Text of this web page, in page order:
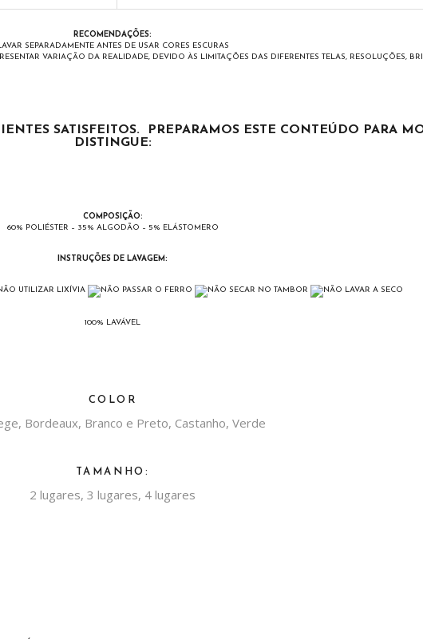
RECOMENDAÇÕES:
SEPARADAMENTE ANTES DE USAR CORES ESCURAS
VARIAÇÃO DA REALIDADE, DEVIDO ÀS LIMITAÇÕES DAS DIFERENTES TELAS, RESOLUÇÕES,
SATISFEITOS. PREPARAMOS ESTE CONTEÚDO PARA
DISTINGUE:
COMPOSIÇÃO:
60% POLIÉSTER – 35% ALGODÃO – 5% ELÁSTOMERO
INSTRUÇÕES DE LAVAGEM:
100% LAVÁVEL
COLOR
Bordeaux, Branco e Preto, Castanho, Verde
TAMANHO:
2 lugares, 3 lugares, 4 lugares